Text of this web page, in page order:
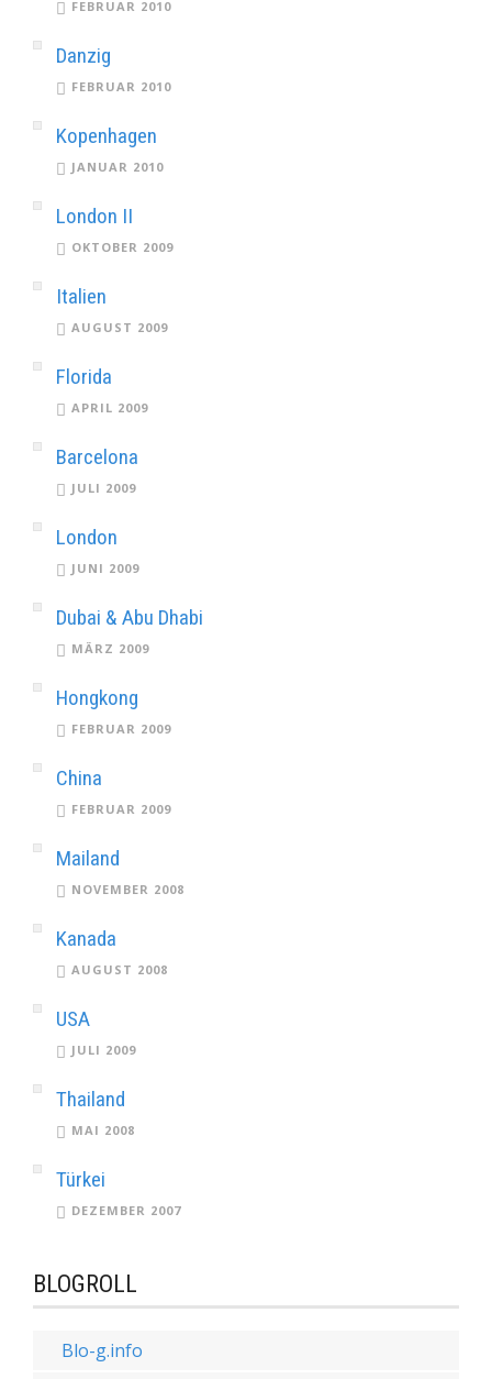
FEBRUAR 2010
Danzig
FEBRUAR 2010
Kopenhagen
JANUAR 2010
London II
OKTOBER 2009
Italien
AUGUST 2009
Florida
APRIL 2009
Barcelona
JULI 2009
London
JUNI 2009
Dubai & Abu Dhabi
MÄRZ 2009
Hongkong
FEBRUAR 2009
China
FEBRUAR 2009
Mailand
NOVEMBER 2008
Kanada
AUGUST 2008
USA
JULI 2009
Thailand
MAI 2008
Türkei
DEZEMBER 2007
BLOGROLL
Blo-g.info